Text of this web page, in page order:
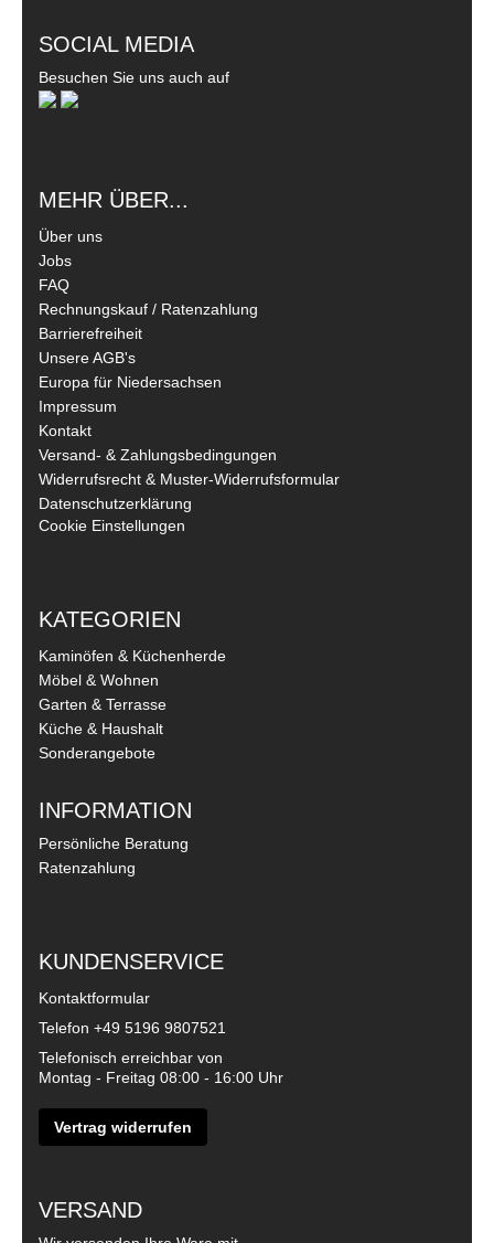
SOCIAL MEDIA
Besuchen Sie uns auch auf
MEHR ÜBER...
Über uns
Jobs
FAQ
Rechnungskauf / Ratenzahlung
Barrierefreiheit
Unsere AGB's
Europa für Niedersachsen
Impressum
Kontakt
Versand- & Zahlungsbedingungen
Widerrufsrecht & Muster-Widerrufsformular
Datenschutzerklärung
Cookie Einstellungen
KATEGORIEN
Kaminöfen & Küchenherde
Möbel & Wohnen
Garten & Terrasse
Küche & Haushalt
Sonderangebote
INFORMATION
Persönliche Beratung
Ratenzahlung
KUNDENSERVICE
Kontaktformular
Telefon +49 5196 9807521
Telefonisch erreichbar von
Montag - Freitag 08:00 - 16:00 Uhr
Vertrag widerrufen
VERSAND